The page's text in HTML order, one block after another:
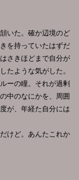
いた。確か辺境のど
を持っていたはずだ
さきほどまで自分が
たような気がした。
ーの瞳。それが過剰
中のなにかを、周囲
が、年経た自分には
けど。あんたこれか